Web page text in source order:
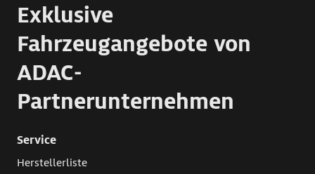
Exklusive
Fahrzeugangebote von
ADAC-
Partnerunternehmen
Service
Herstellerliste